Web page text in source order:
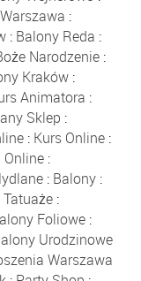
:
: Balony Reda :
Narodzenie:
Kraków :
Animatora :
Sklep :
: Kurs Online:
:
: Balony :
Tatuaże:
Foliowe :
Urodzinowe
Warszawa